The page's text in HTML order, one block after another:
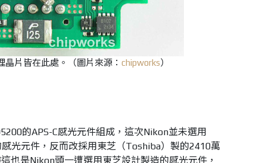
片皆在此處。 （圖片來源： chipworks）
的APS-C感光元件組成，這次Nikon並未選用
光元件，反而改採用東芝（Toshiba）製的2410萬
也是Nikon頭一遭選用東芝設計製造的感光元件，